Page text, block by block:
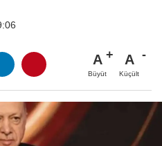
A
Büyüt
A
Küçült